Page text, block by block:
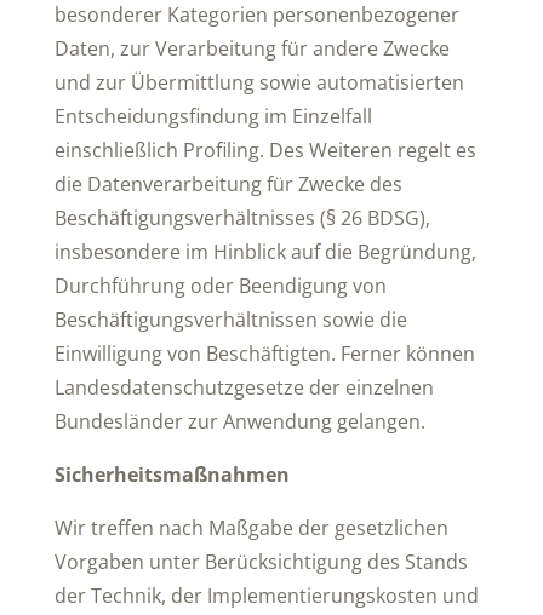
besonderer Kategorien personenbezogener
Daten, zur Verarbeitung für andere Zwecke
und zur Übermittlung sowie automatisierten
Entscheidungsfindung im Einzelfall
einschließlich Profiling. Des Weiteren regelt es
die Datenverarbeitung für Zwecke des
Beschäftigungsverhältnisses (§ 26 BDSG),
insbesondere im Hinblick auf die Begründung,
Durchführung oder Beendigung von
Beschäftigungsverhältnissen sowie die
Einwilligung von Beschäftigten. Ferner können
Landesdatenschutzgesetze der einzelnen
Bundesländer zur Anwendung gelangen.
Sicherheitsmaßnahmen
Wir treffen nach Maßgabe der gesetzlichen
Vorgaben unter Berücksichtigung des Stands
der Technik, der Implementierungskosten und